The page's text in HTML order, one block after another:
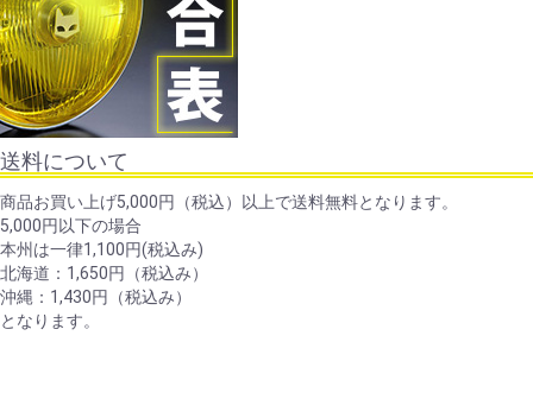
送料について
商品お買い上げ5,000円（税込）以上で送料無料となります。
5,000円以下の場合
本州は一律1,100円(税込み)
北海道：1,650円（税込み）
沖縄：1,430円（税込み）
となります。